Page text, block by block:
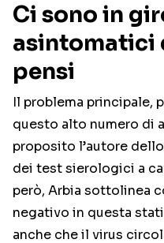
Ci sono in
asintomatici
pensi
Il problema principale,
questo alto numero di
proposito l’autore
dei test sierologici a
però, Arbia sottolinea
negativo in questa
anche che il virus